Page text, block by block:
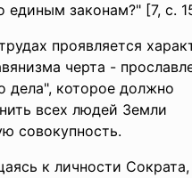
единым законам?" [7, с.
проявляется
черта -
дела", которое должно
всех людей Земли
совокупность.
к личности Сократа,